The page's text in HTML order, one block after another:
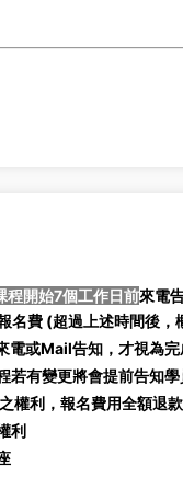
程開始7個工作日前來電
名費 (超過上述時間後，
電或Mail告知，才視為
若有變更將會提前告知學
權利，報名費用全額退
利